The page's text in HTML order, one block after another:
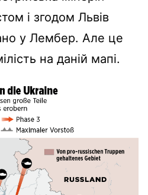
і згодом Львів
у Лембер. Але це
на даній мапі.